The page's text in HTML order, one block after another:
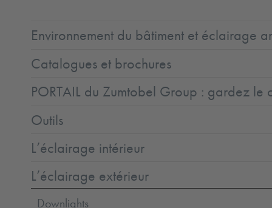
Environnement du bâtiment et éclairage
Catalogues et brochures
PORTAIL du Zumtobel Group : gardez le
Outils
L’éclairage intérieur
L’éclairage extérieur
Downlights